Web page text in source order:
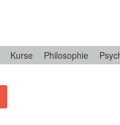
Kurse Philosophie